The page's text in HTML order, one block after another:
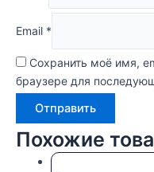
Email *
Сохранить моё имя,
браузере для
Похожие